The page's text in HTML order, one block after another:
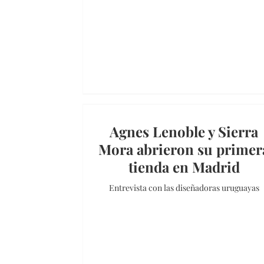
Agnes Lenoble y Sierra
Mora abrieron su
tienda en Madrid
Entrevista con las diseñadoras uruguayas